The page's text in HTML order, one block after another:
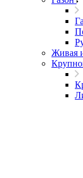
Живая